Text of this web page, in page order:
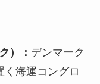
） ： デンマーク
海運コングロ